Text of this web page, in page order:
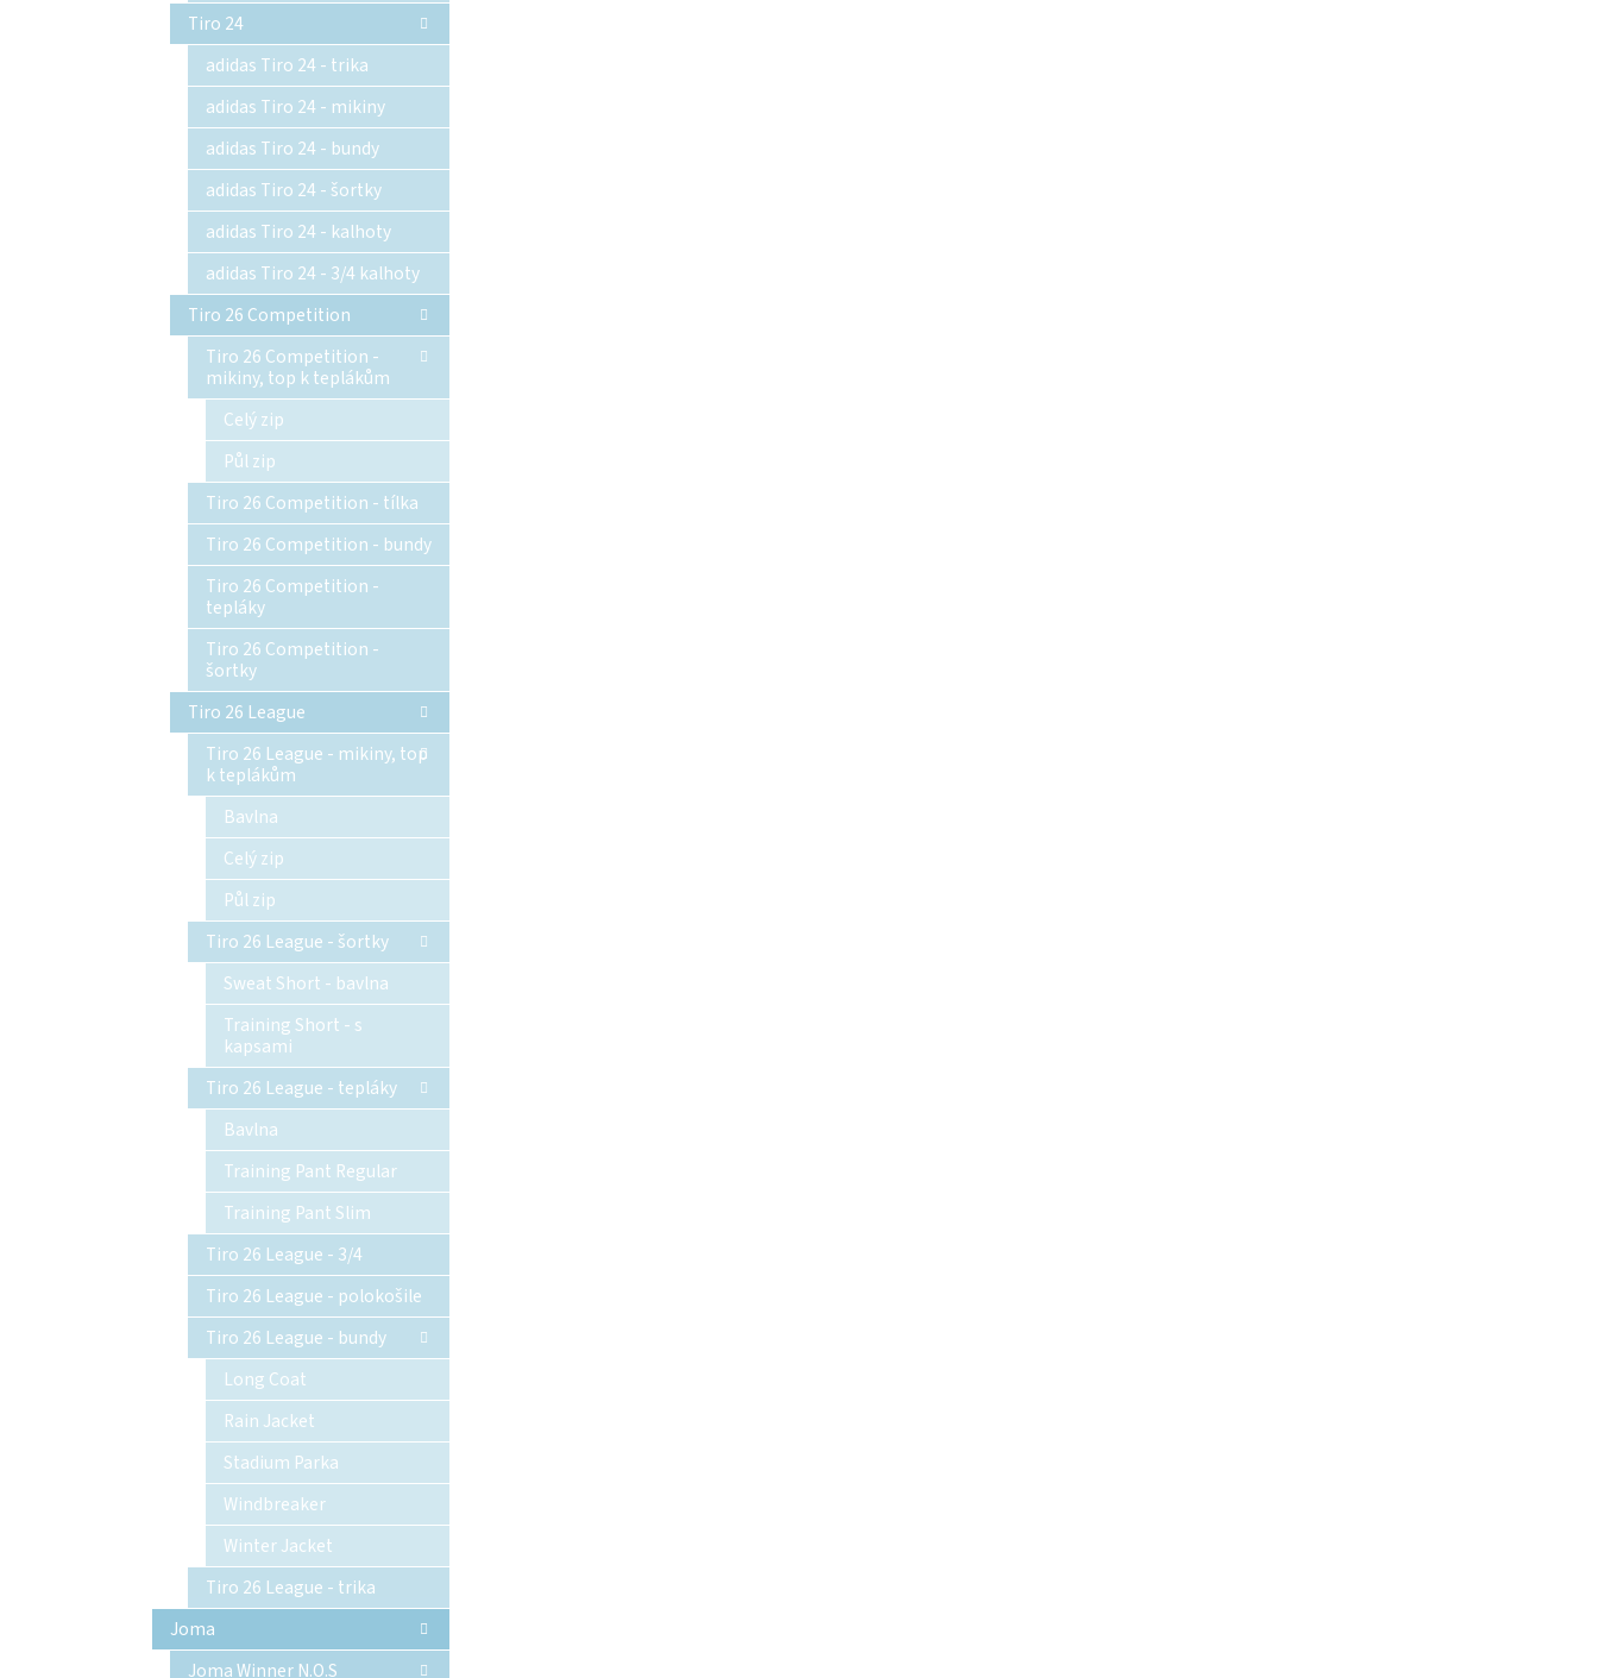
Tiro 24
adidas Tiro 24 - trika
adidas Tiro 24 - mikiny
adidas Tiro 24 - bundy
adidas Tiro 24 - šortky
adidas Tiro 24 - kalhoty
adidas Tiro 24 - 3/4 kalhoty
Tiro 26 Competition
Tiro 26 Competition -
mikiny, top k teplákům
Celý zip
Půl zip
Tiro 26 Competition - tílka
Tiro 26 Competition - bundy
Tiro 26 Competition -
tepláky
Tiro 26 Competition -
šortky
Tiro 26 League
Tiro 26 League - mikiny, top
k teplákům
Bavlna
Celý zip
Půl zip
Tiro 26 League - šortky
Sweat Short - bavlna
Training Short - s
kapsami
Tiro 26 League - tepláky
Bavlna
Training Pant Regular
Training Pant Slim
Tiro 26 League - 3/4
Tiro 26 League - polokošile
Tiro 26 League - bundy
Long Coat
Rain Jacket
Stadium Parka
Windbreaker
Winter Jacket
Tiro 26 League - trika
Joma
Joma Winner N.O.S